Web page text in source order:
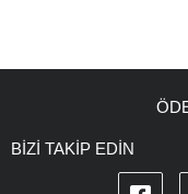
BİZİ TAKİP EDİN